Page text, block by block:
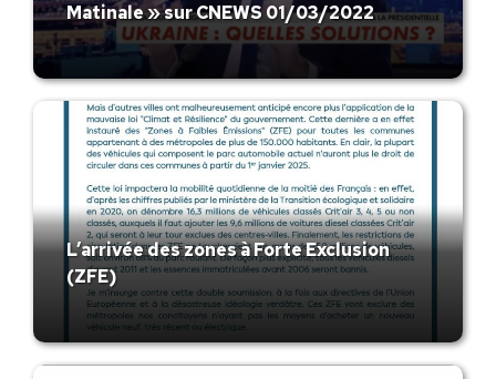
Matinale » sur CNEWS 01/03/2022
L’arrivée des zones à Forte Exclusion
(ZFE)